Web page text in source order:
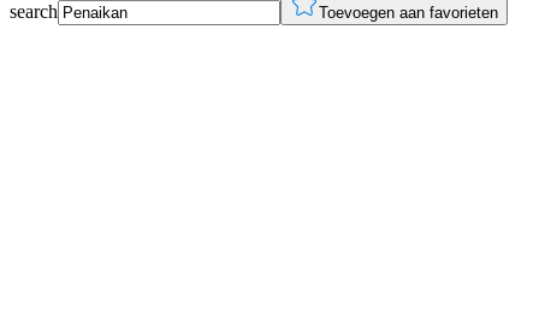
search Toevoegen aan favorieten